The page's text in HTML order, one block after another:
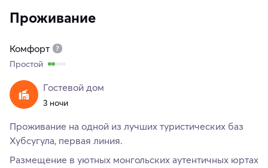
Проживание
Комфорт
Простой
Гостевой дом
3 ночи
Проживание на одной из лучших туристических баз
Хубсугула, первая линия.
Размещение в уютных монгольских аутентичных юртах